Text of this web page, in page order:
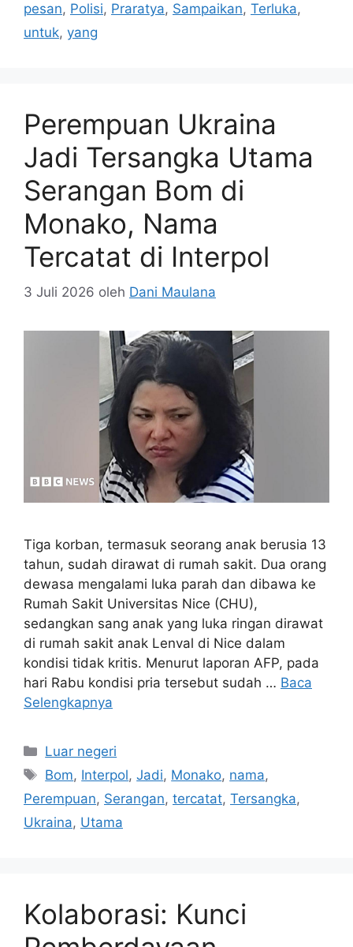
pesan, Polisi, Praratya, Sampaikan, Terluka,
untuk, yang
Perempuan Ukraina
Jadi Tersangka Utama
Serangan Bom di
Monako, Nama
Tercatat di Interpol
3 Juli 2026 oleh Dani Maulana
Tiga korban, termasuk seorang anak berusia 13
tahun, sudah dirawat di rumah sakit. Dua orang
dewasa mengalami luka parah dan dibawa ke
Rumah Sakit Universitas Nice (CHU),
sedangkan sang anak yang luka ringan dirawat
di rumah sakit anak Lenval di Nice dalam
kondisi tidak kritis. Menurut laporan AFP, pada
hari Rabu kondisi pria tersebut sudah … Baca
Selengkapnya
Kategori
Luar negeri
Tag
Bom, Interpol,Jadi, Monako, nama,
Perempuan, Serangan, tercatat, Tersangka,
Ukraina, Utama
Kolaborasi: Kunci